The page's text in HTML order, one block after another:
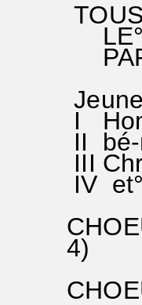
LE°
I
II bé-
III
IV
4) Il
qui